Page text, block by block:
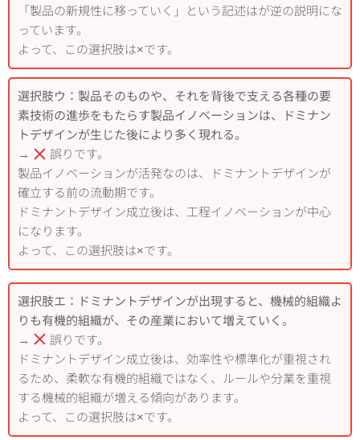
「製品の新規性に移っていく」という記述はが逆の説明にな
っています。
よって、この選択肢は×です。
選択肢ウ：製品そのものや、それを背後で支える各種の要
素技術の進歩をもたらす製品イノベーションは、ドミナン
トデザインが生じた後により多く現れる。
→
誤りです。
製品イノベーションが活発なのは、ドミナントデザインが
確立する前の流動期です。
ドミナントデザイン成立後は、工程イノベーションが中心
になります。
よって、この選択肢は×です。
選択肢エ：ドミナントデザインが出現すると、機械的組織よ
りも有機的組織が、その産業において増えていく。
→
誤りです。
ドミナントデザイン成立後は、効率性や標準化が重視され
るため、柔軟な有機的組織ではなく、ルールや分業を重視
する機械的組織が増える傾向があります。
よって、この選択肢は×です。